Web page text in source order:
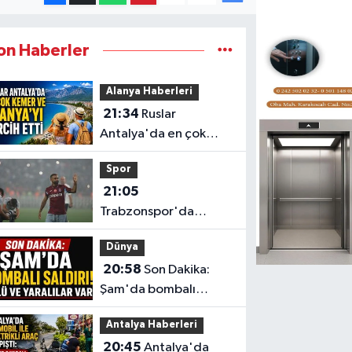
Haberler
Alanya Haberleri
21:34
Antalya'da en çok
Kemer ve Alanya'yı
tercih etti
Spor
21:05
Trabzonspor'da
Mohamed Salah
çılgınlığı: "Sizlerle
tarih yazmak
istiyorum"
Dünya
20:58 Son Dakika:
Şam'da bombalı
saldırı! Ölü ve yaralılar
var
Antalya Haberleri
20:45 Antalya'da